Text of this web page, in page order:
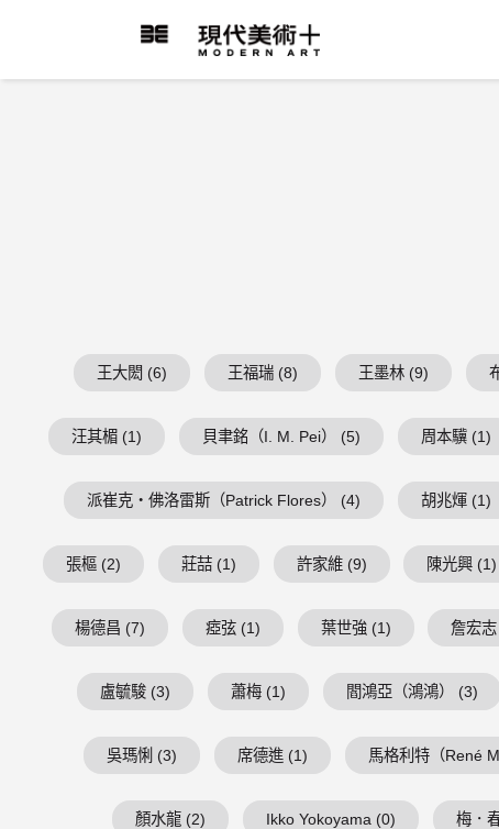
現代美術+Logo
王大閎 (6) 王福瑞 (8) 王墨林 (9)
汪其楣 (1) 貝聿銘（I. M. Pei） (5) 周本驥 (1)
派崔克・佛洛雷斯（Patrick Flores） (4) 胡兆煇 (1)
張樞 (2) 莊喆 (1) 許家維 (9) 陳光興 (1)
楊德昌 (7) 瘂弦 (1) 葉世強 (1) 詹宏
盧毓駿 (3) 蕭梅 (1) 閻鴻亞（鴻鴻） (3)
吳瑪悧 (3) 席德進 (1) 馬格利特（René
顏水龍 (2) Ikko Yokoyama (0) 梅．